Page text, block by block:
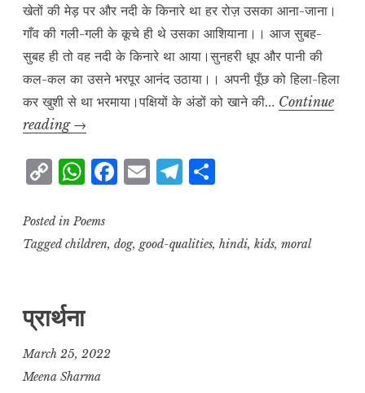
खेतों की मेड़ पर और नदी के किनारे था हर रोज़ उसका आना-जाना।
गाँव की गली-गली के कूचे ही थे उसका आशियाना।। आज सुबह-
सुबह ही तो वह नदी के किनारे था आया।सुनहरी धूप और पानी की
कल-कल का उसने भरपूर आनंद उठाया।। अपनी पूँछ को हिला-हिला
कर खुशी से था भरमाया।पक्षियों के अंडों को खाने की… Continue
reading भूल
परिणाम
→
C
p
y
i
n
k
W
at
s
F
e
E
l
T
g
r
Posted in Poems
Taggedchildren, dog, good-qualities, hindi, kids, moral
प्रार्थना
March 25, 2022
Meena Sharma